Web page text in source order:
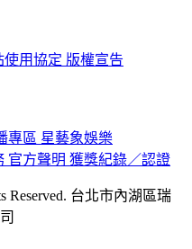
使用協定 版權宣告
專區 星藝象娛樂
官方聲明 獲獎紀錄／認證
Reserved. 台北市內湖區瑞